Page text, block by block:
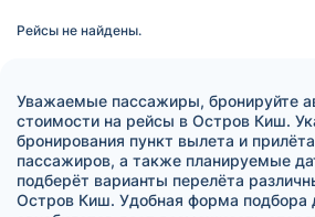
Рейсы не найдены.
Уважаемые пассажиры, бронируйте
стоимости на рейсы в Остров Киш.
бронирования пункт вылета и
пассажиров, а также планируемые
подберёт варианты перелёта
Остров Киш. Удобная форма подбора